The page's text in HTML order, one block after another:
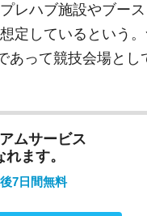
レハブ施設やブース
定しているという
あって競技会場とし
ムサービス
ます。
7日間無料